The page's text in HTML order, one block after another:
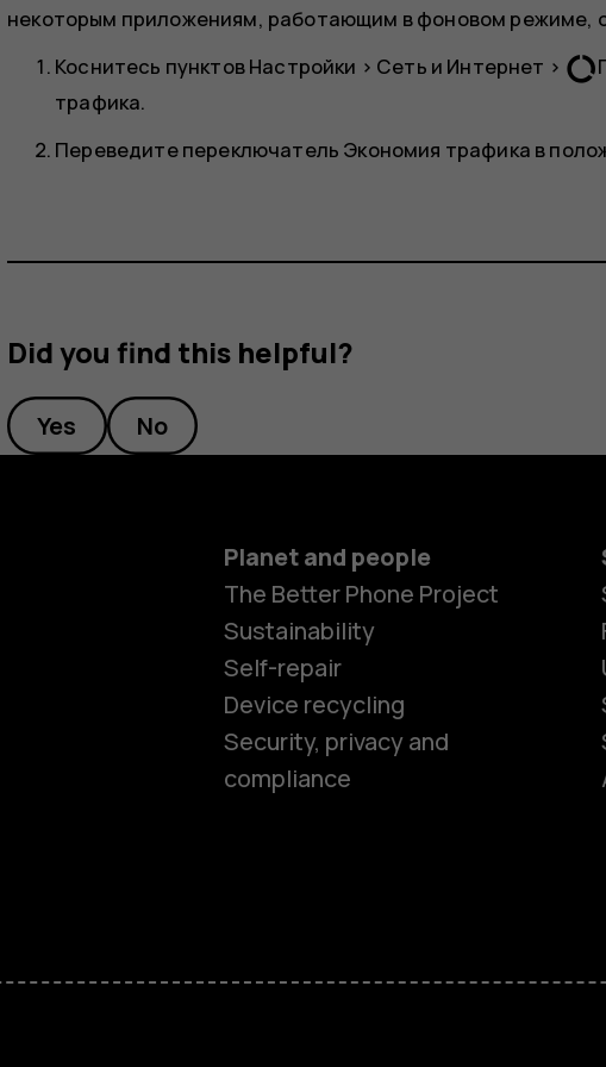
Smartphones
Accessories
некоторым приложениям, работающим в фоновом режиме,
Коснитесь пунктовНастройки > Сеть и Интернет > data_usage
трафика.
Переведите переключатель Экономия трафика в
Did you find this helpful?
Yes No
Planet and people
The Better Phone Project
Sustainability
Self-repair
Device recycling
Security, privacy and
compliance